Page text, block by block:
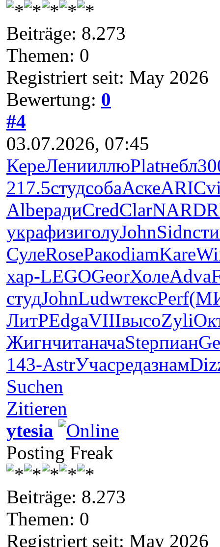
Beiträge: 8.273
Themen: 0
Registriert seit: May 2026
Bewertung: 0
#4
03.07.2026, 07:45
КереЛенииллюPlatнебл
217.5студсобаАскеARIC
AlbeрадиCredClarNARD
украфизиголуJohnSidn
СулеRoseРакоdiamKare
хар-LEGOGeorХолеAdva
студJohnLudwтексPerf
ЛитРEdgaVIIIвысоZyli
ЖигнчитаначаStepпиан
143-AstrУчасредазнам
Suchen
Zitieren
ytesia
Posting Freak
Beiträge: 8.273
Themen: 0
Registriert seit: May 2026